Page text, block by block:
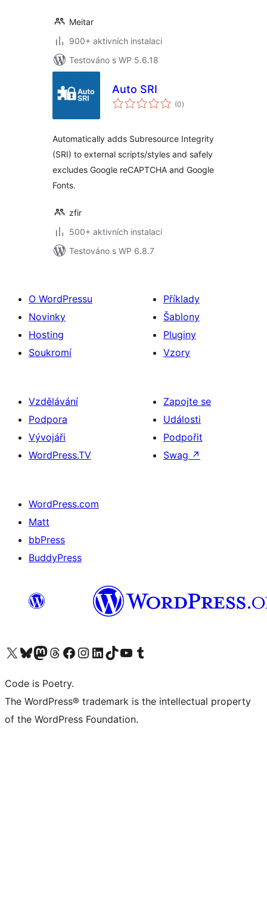
Meitar
900+ aktivních instalací
Testováno s WP 5.6.18
Auto SRI
(0celkové
hodnocení
)
Automatically adds Subresource Integrity
(SRI) to external scripts/styles and safely
excludes Google reCAPTCHA and Google
Fonts.
zfir
500+ aktivních instalací
Testováno s WP 6.8.7
O WordPressu
Novinky
Hosting
Soukromí
Příklady
Šablony
Pluginy
Vzory
Vzdělávání
Podpora
Vývojáři
WordPress.TV
Zapojte se
Události
Podpořit
Swag ↗
WordPress.com
Matt
bbPress
BuddyPress
Navštivte náš účet na X (dříve Twitter)
Navštivte náš Bluesky účetNavštivte náš účet Mastodon
Navštivte náš Threads účetNavštivte naši stránku na Facebooku
Navštivte náš Instagram účetNavštivte náš LinkedIn účetNavštivte náš TikTok účetNavštivte náš YouTube kanálNavštivte náš Tumblr účet
Code is Poetry.
The WordPress® trademark is the intellectual property
of the WordPress Foundation.